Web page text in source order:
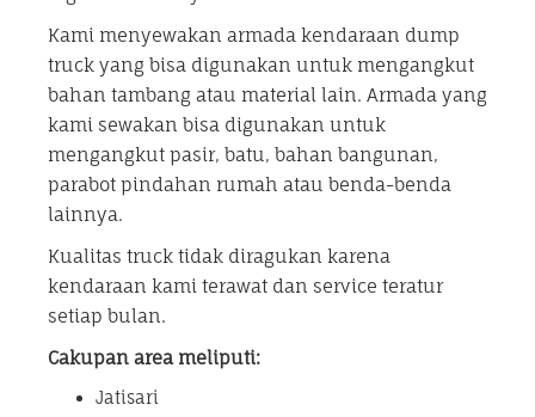
Kami menyewakan armada kendaraan dump
truck yang bisa digunakan untuk mengangkut
bahan tambang atau material lain. Armada yang
kami sewakan bisa digunakan untuk
mengangkut pasir, batu, bahan bangunan,
parabot pindahan rumah atau benda-benda
lainnya.
Kualitas truck tidak diragukan karena
kendaraan kami terawat dan service teratur
setiap bulan.
Cakupan area meliputi:
Jatisari